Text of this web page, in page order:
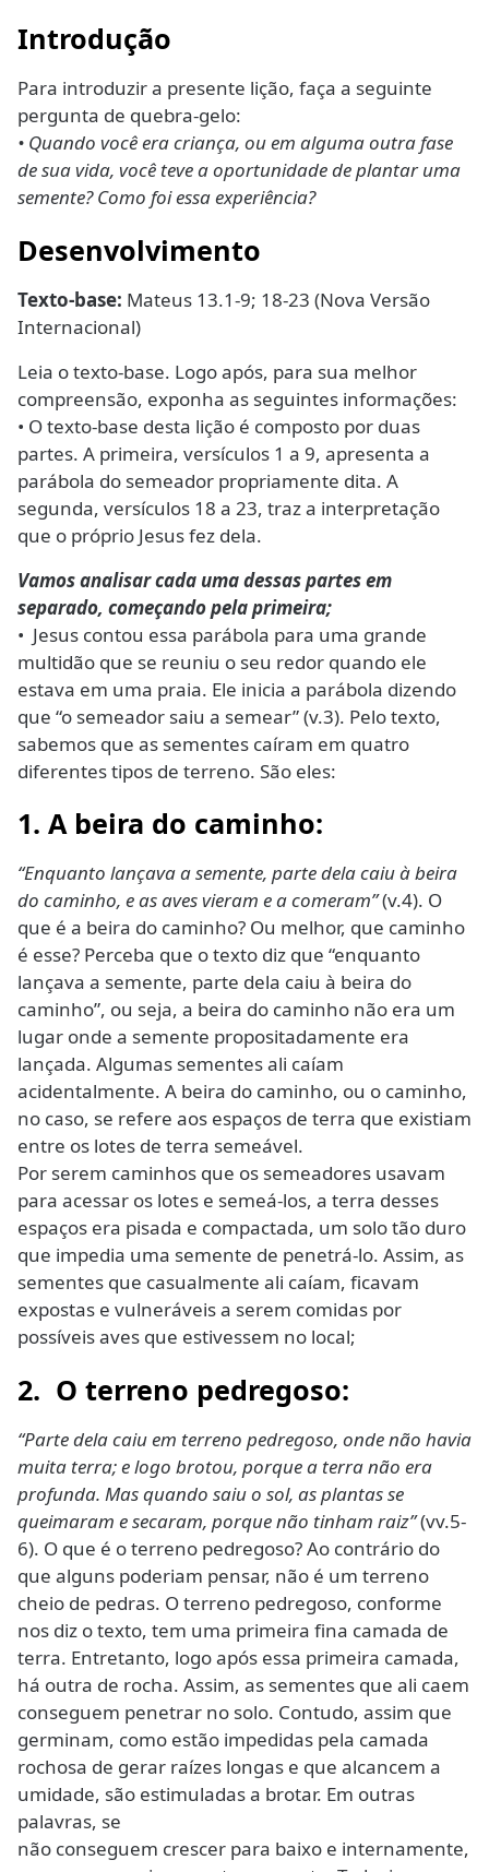
Introdução
Para introduzir a presente lição, faça a seguinte
pergunta de quebra-gelo:
• Quando você era criança, ou em alguma outra fase
de sua vida, você teve a oportunidade de plantar uma
semente? Como foi essa experiência?
Desenvolvimento
Texto-base: Mateus 13.1-9; 18-23 (Nova Versão
Internacional)
Leia o texto-base. Logo após, para sua melhor
compreensão, exponha as seguintes informações:
• O texto-base desta lição é composto por duas
partes. A primeira, versículos 1 a 9, apresenta a
parábola do semeador propriamente dita. A
segunda, versículos 18 a 23, traz a interpretação
que o próprio Jesus fez dela.
Vamos analisar cada uma dessas partes em
separado, começando pela primeira;
• Jesus contou essa parábola para uma grande
multidão que se reuniu o seu redor quando ele
estava em uma praia. Ele inicia a parábola dizendo
que “o semeador saiu a semear” (v.3). Pelo texto,
sabemos que as sementes caíram em quatro
diferentes tipos de terreno. São eles:
1. A beira do caminho:
“Enquanto lançava a semente, parte dela caiu à beira
do caminho, e as aves vieram e a comeram”(v.4). O
que é a beira do caminho? Ou melhor, que caminho
é esse? Perceba que o texto diz que “enquanto
lançava a semente, parte dela caiu à beira do
caminho”, ou seja, a beira do caminho não era um
lugar onde a semente propositadamente era
lançada. Algumas sementes ali caíam
acidentalmente. A beira do caminho, ou o caminho,
no caso, se refere aos espaços de terra que existiam
entre os lotes de terra semeável.
Por serem caminhos que os semeadores usavam
para acessar os lotes e semeá-los, a terra desses
espaços era pisada e compactada, um solo tão duro
que impedia uma semente de penetrá-lo. Assim, as
sementes que casualmente ali caíam, ficavam
expostas e vulneráveis a serem comidas por
possíveis aves que estivessem no local;
2. O terreno pedregoso:
“Parte dela caiu em terreno pedregoso, onde não havia
muita terra; e logo brotou, porque a terra não era
profunda. Mas quando saiu o sol, as plantas se
queimaram e secaram, porque não tinham raiz”(vv.5-
6). O que é o terreno pedregoso? Ao contrário do
que alguns poderiam pensar, não é um terreno
cheio de pedras. O terreno pedregoso, conforme
nos diz o texto, tem uma primeira fina camada de
terra. Entretanto, logo após essa primeira camada,
há outra de rocha. Assim, as sementes que ali caem
conseguem penetrar no solo. Contudo, assim que
germinam, como estão impedidas pela camada
rochosa de gerar raízes longas e que alcancem a
umidade, são estimuladas a brotar. Em outras
palavras, se
não conseguem crescer para baixo e internamente,